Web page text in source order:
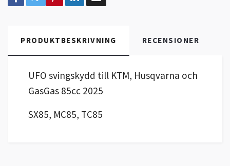
PRODUKTBESKRIVNING RECENSIONER
UFO svingskydd till KTM, Husqvarna och
GasGas 85cc 2025
SX85, MC85, TC85